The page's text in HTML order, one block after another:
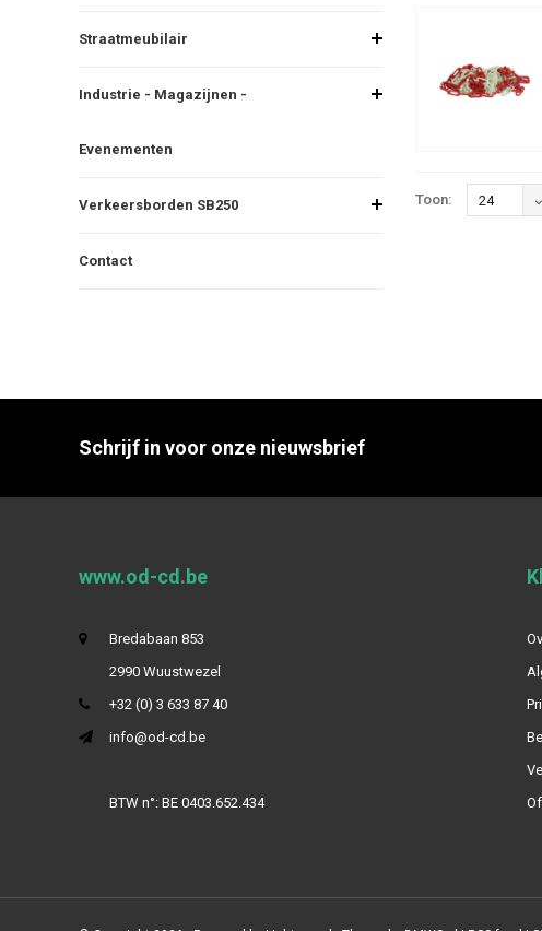
Straatmeubilair
Industrie - Magazijnen -
Evenementen
Verkeersborden SB250
Contact
Toon: 24
Schrijf in voor onze nieuwsbrief
www.od-cd.be
Bredabaan 853
2990 Wuustwezel
+32 (0) 3 633 87 40
info@od-cd.be
BTW n°: BE 0403.652.434